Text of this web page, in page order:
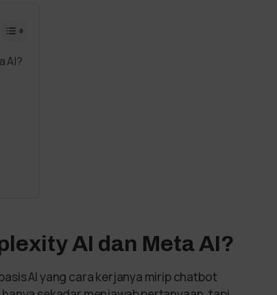
AI?
AI dan Meta AI?
AI yang cara kerjanya mirip chatbot